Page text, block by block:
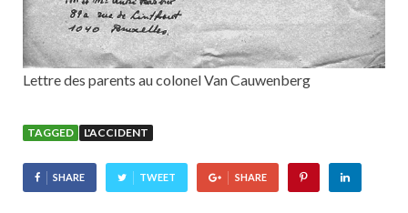
Lettre des parents au colonel Van Cauwenberg
TAGGED L'ACCIDENT
SHARE TWEET SHARE